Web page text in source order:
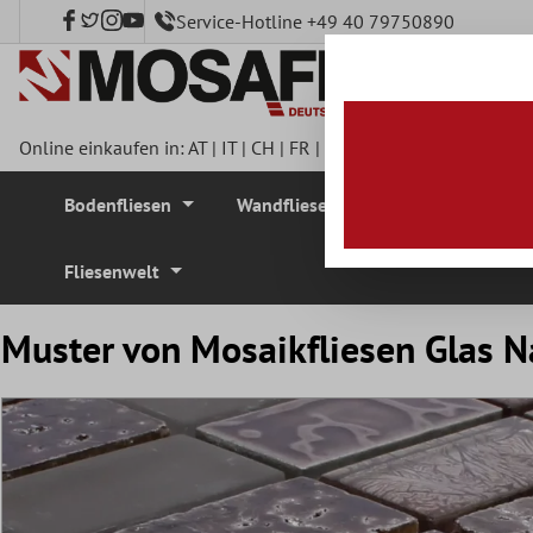
springen Service-Hotline +49 40 79750890
Online einkaufen in:AT| IT| CH | FR |
Bodenfliesen Wandfliesen
Fliesenwelt
Muster von Mosaikfliesen Glas